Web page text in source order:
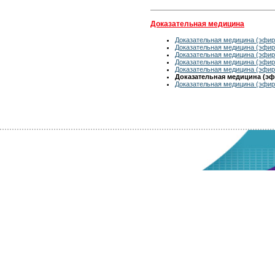
Доказательная медицина
Доказательная медицина
Доказательная медицина
Доказательная медицина
Доказательная медицина
Доказательная медицина
Доказательная медицина
Доказательная медицина